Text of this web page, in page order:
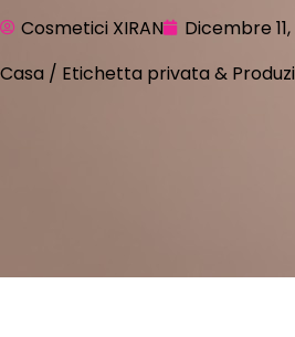
Cosmetici XIRAN
Dicembre
Casa / Etichetta privata &